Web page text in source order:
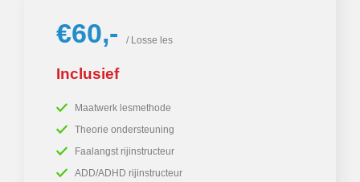
€60,- / Losse les
Inclusief
Maatwerk lesmethode
Theorie ondersteuning
Faalangst rijinstructeur
ADD/ADHD rijinstructeur